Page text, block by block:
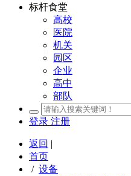
标杆食堂
高校
医院
机关
园区
企业
高中
部队
登录 注册
返回 |
首页
/ 设备